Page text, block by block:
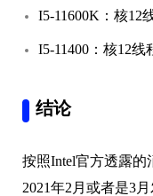
I5-11600K：核12
I5-11400：核12线
结论
按照Intel官方透露的
2021年2月或者是3